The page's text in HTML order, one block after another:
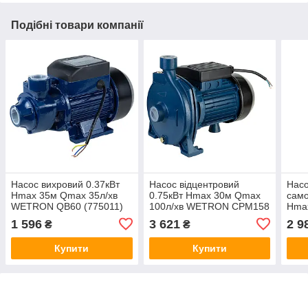
Подібні товари компанії
Насос вихровий 0.37кВт
Hmax 35м Qmax 35л/хв
WETRON QB60 (775011)
1 596 ₴
Купити
Насос відцентровий
0.75кВт Hmax 30м Qmax
100л/хв WETRON CPM158
3 621₴
Купити
2